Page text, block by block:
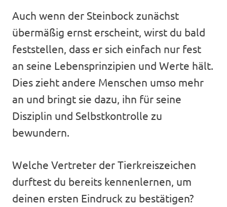
Auch wenn der Steinbock zunächst
übermäßig ernst erscheint, wirst du bald
feststellen, dass er sich einfach nur fest
an seine Lebensprinzipien und Werte hält.
Dies zieht andere Menschen umso mehr
an und bringt sie dazu, ihn für seine
Disziplin und Selbstkontrolle zu
bewundern.
Welche Vertreter der Tierkreiszeichen
durftest du bereits kennenlernen, um
deinen ersten Eindruck zu bestätigen?